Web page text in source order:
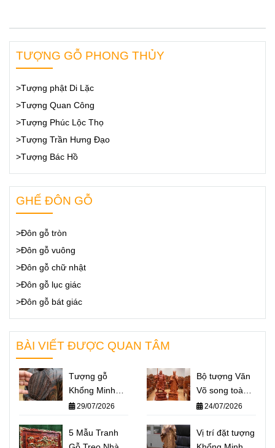
TƯỢNG GỖ PHONG THỦY
>Tượng phật Di Lặc
>Tượng Quan Công
>Tượng Phúc Lộc Thọ
>Tượng Trần Hưng Đạo
>Tượng Bác Hồ
GHẾ ĐÔN GỖ
>Đôn gỗ tròn
>Đôn gỗ vuông
>Đôn gỗ chữ nhật
>Đôn gỗ lục giác
>Đôn gỗ bát giác
BÀI VIẾT ĐƯỢC QUAN TÂM
Tượng gỗ
Khổng Minh
giá bao nhiêu?
mẫu tượng
29/07/2026
Bộ tượng Văn
Võ song toàn
Khổng Minh –
nghĩa và cách
24/07/2026
5 Mẫu Tranh
Vị trí đặt tượng